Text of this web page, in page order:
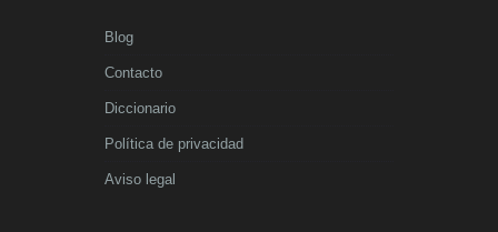
Blog
Contacto
Diccionario
Política de privacidad
Aviso legal